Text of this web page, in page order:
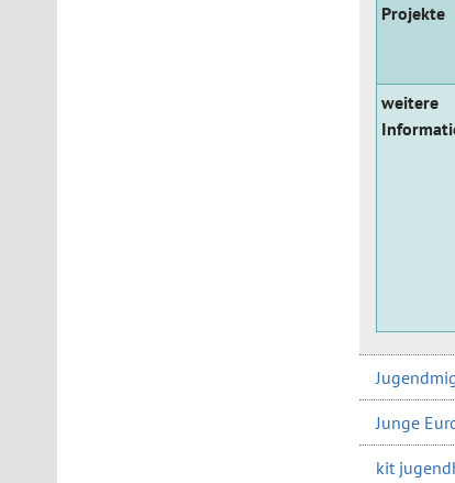
Projekte
weitere
Junge
kit